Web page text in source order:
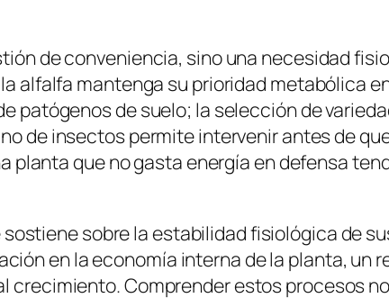
de conveniencia, sino una necesidad
alfalfa mantenga su prioridad metabólica
patógenos de suelo; la selección de
de insectos permite intervenir antes de
que no gasta energía en defensa
sobre la estabilidad fisiológica de
en la economía interna de la planta, un
Comprender estos procesos